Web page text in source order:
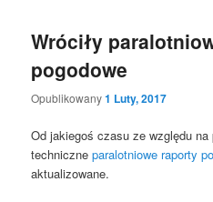
Wróciły
pogodowe
Opublikowany1 Luty, 2017
Od jakiegoś czasu ze względu na
techniczneparalotniowe raporty
aktualizowane.